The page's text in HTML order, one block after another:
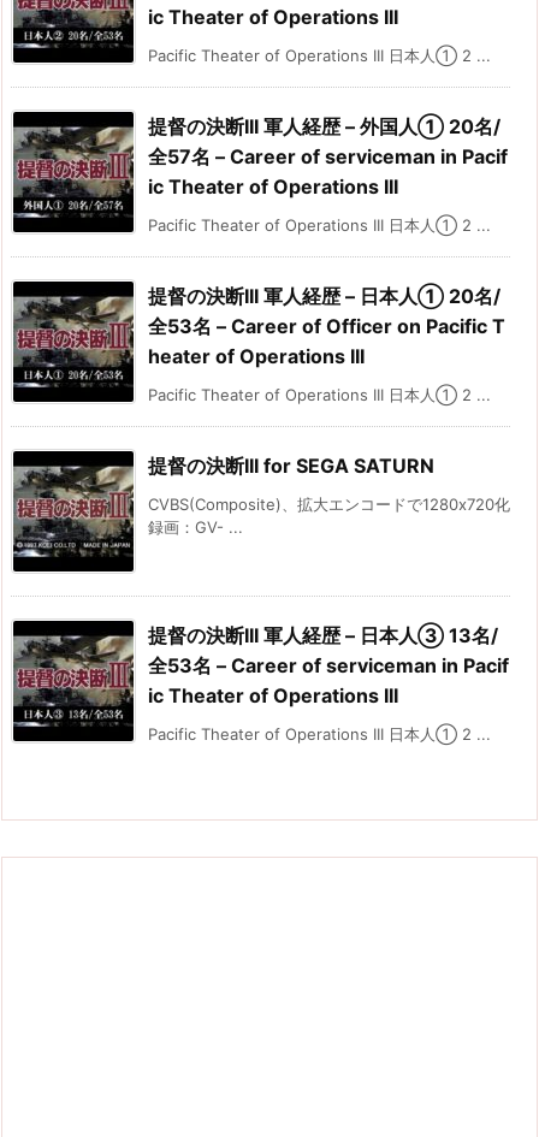
ic Theater of Operations III
Pacific Theater of Operations III 日本人① 2 ...
提督の決断III 軍人経歴 – 外国人① 20名/
全57名 – Career of serviceman in Pacif
ic Theater of Operations III
Pacific Theater of Operations III 日本人① 2 ...
提督の決断III 軍人経歴 – 日本人① 20名/
全53名 – Career of Officer on Pacific T
heater of Operations III
Pacific Theater of Operations III 日本人① 2 ...
提督の決断III for SEGA SATURN
CVBS(Composite)、拡大エンコードで1280x720化
録画：GV- ...
提督の決断III 軍人経歴 – 日本人③ 13名/
全53名 – Career of serviceman in Pacif
ic Theater of Operations III
Pacific Theater of Operations III 日本人① 2 ...